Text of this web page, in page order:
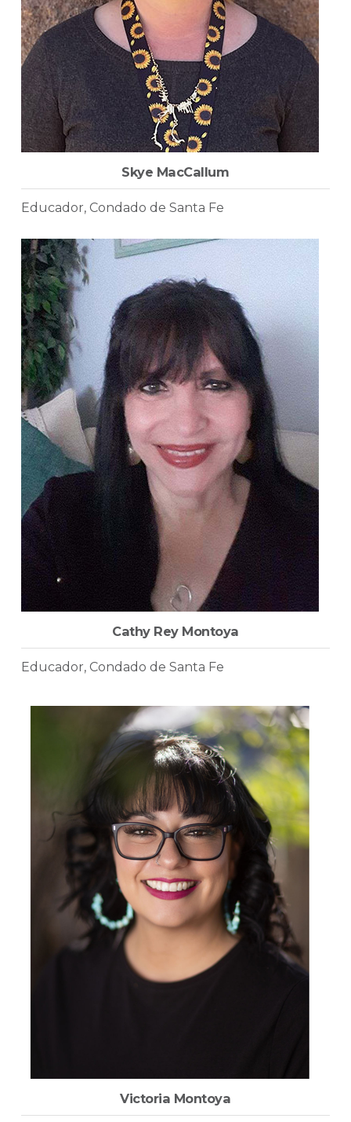
Skye MacCallum
Educador, Condado de Santa Fe
Cathy Rey Montoya
Educador, Condado de Santa Fe
Victoria Montoya